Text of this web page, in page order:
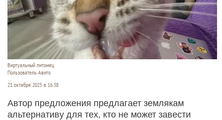
Виртуальный питомец
Пользователь Авито
21 октября 2025 в 16:38
Автор предложения предлагает землякам
альтернативу для тех, кто не может завести